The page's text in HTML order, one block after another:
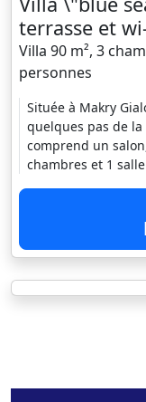
terrasse et
Villa 90 m², 3
personnes
Située à Makry
quelques pas de
comprend un
chambres et 1